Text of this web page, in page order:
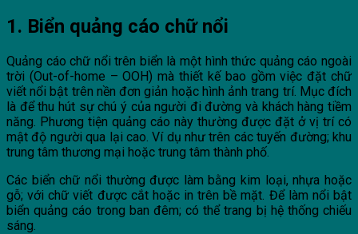
1. Biển quảng cáo chữ nổi
Quảng cáo chữ nổi trên biển là một hình thức quảng cáo ngoài
trời (Out-of-home – OOH) mà thiết kế bao gồm việc đặt chữ
viết nổi bật trên nền đơn giản hoặc hình ảnh trang trí. Mục đích
là để thu hút sự chú ý của người đi đường và khách hàng tiềm
năng. Phương tiện quảng cáo này thường được đặt ở vị trí có
mật độ người qua lại cao. Ví dụ như trên các tuyến đường; khu
trung tâm thương mại hoặc trung tâm thành phố.
Các biển chữ nổi thường được làm bằng kim loại, nhựa hoặc
gỗ; với chữ viết được cắt hoặc in trên bề mặt. Để làm nổi bật
biển quảng cáo trong ban đêm; có thể trang bị hệ thống chiếu
sáng.